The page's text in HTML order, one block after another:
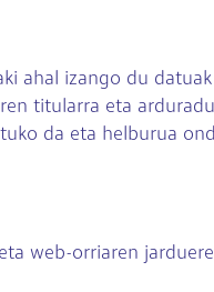
ahal izango du
titularra eta
da eta helburua
web-orriaren